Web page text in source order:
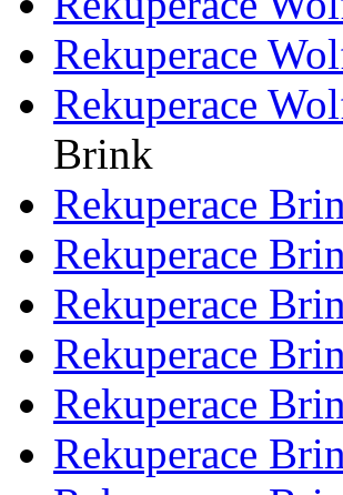
Rekuperace
Rekuperace
Brink
Rekuperace
Rekuperace
Rekuperace
Rekuperace
Rekuperace
Rekuperace